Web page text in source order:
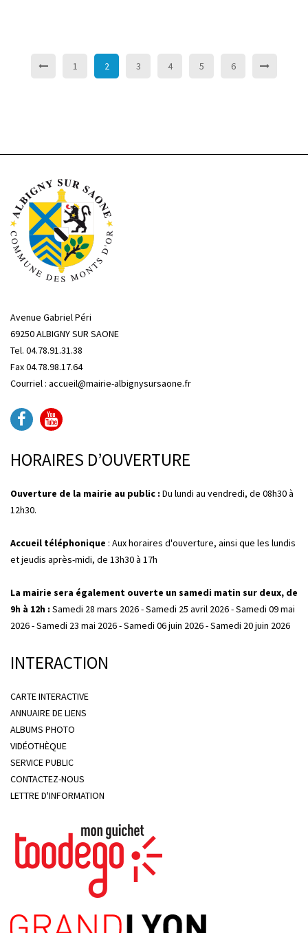
1 2 3 4 5 6
Avenue Gabriel Péri
69250 ALBIGNY SUR SAONE
Tel. 04.78.91.31.38
Fax 04.78.98.17.64
Courriel : accueil@mairie-albignysursaone.fr
HORAIRES D’OUVERTURE
Ouverture de la mairie au public : Du lundi au vendredi, de 08h30 à
12h30.
Accueil téléphonique : Aux horaires d'ouverture, ainsi que les lundis
et jeudis après-midi, de 13h30 à 17h
La mairie sera également ouverte un samedi matin sur deux, de
9h à 12h : Samedi 28 mars 2026 - Samedi 25 avril 2026 - Samedi 09 mai
2026 - Samedi 23 mai 2026 - Samedi 06 juin 2026 - Samedi 20 juin 2026
INTERACTION
CARTE INTERACTIVE
ANNUAIRE DE LIENS
ALBUMS PHOTO
VIDÉOTHÈQUE
SERVICE PUBLIC
CONTACTEZ-NOUS
LETTRE D'INFORMATION